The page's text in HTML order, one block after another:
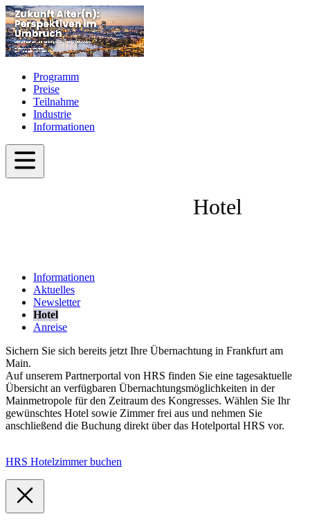
Programm
Preise
Teilnahme
Industrie
Informationen
Hotel
Informationen
Aktuelles
Newsletter
Hotel
Anreise
Sichern Sie sich bereits jetzt Ihre Übernachtung in Frankfurt am
Main.
Auf unserem Partnerportal von HRS finden Sie eine tagesaktuelle
Übersicht an verfügbaren Übernachtungsmöglichkeiten in der
Mainmetropole für den Zeitraum des Kongresses. Wählen Sie Ihr
gewünschtes Hotel sowie Zimmer frei aus und nehmen Sie
anschließend die Buchung direkt über das Hotelportal HRS vor.
HRS Hotelzimmer buchen